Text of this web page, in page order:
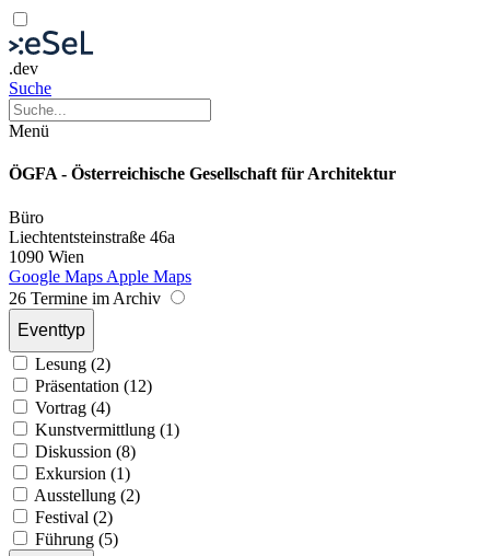
.dev
Suche
Menü
ÖGFA - Österreichische Gesellschaft für Architektur
Büro
Liechtentsteinstraße 46a
1090 Wien
Google Maps Apple Maps
26 Termine im Archiv
Eventtyp
Lesung (2)
Präsentation (12)
Vortrag (4)
Kunstvermittlung (1)
Diskussion (8)
Exkursion (1)
Ausstellung (2)
Festival (2)
Führung (5)